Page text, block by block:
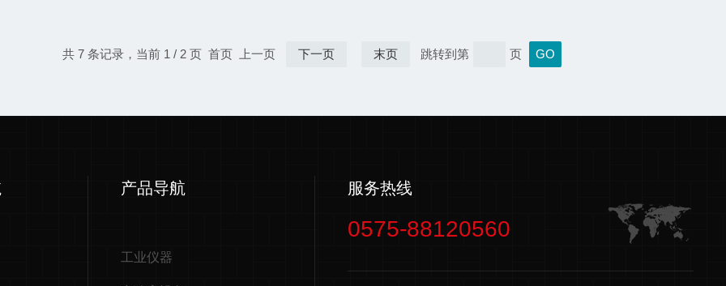
共 7 条记录，当前 1 / 2 页 首页 上一页 下一页 末页 跳转到第 页
产品导航
工业仪器
服务热线
0575-88120560